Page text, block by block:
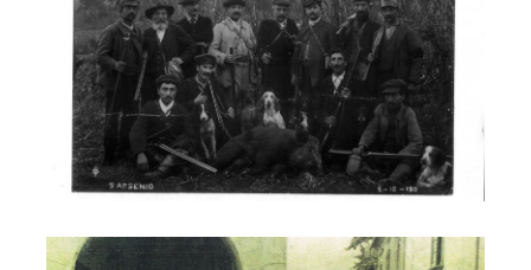
Foto 5